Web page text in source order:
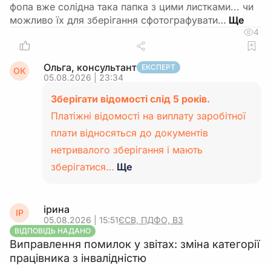
фопа вже солідна така папка з цими листками... чи
можливо їх для зберігання сфотографувати…
4
ОК Ольга, консультант ЕКСПЕРТ
05.08.2026 | 23:34
Зберігати відомості слід 5 років.
Платіжні відомості на виплату заробітної
плати відносяться до документів
нетривалого зберігання і мають
зберігатися… Ще
ІР ірина
05.08.2026 | 15:51ЄСВ, ПДФО, ВЗ
ВІДПОВІДЬ НАДАНО
Виправлення помилок у звітах: зміна категорії
працівника з інвалідністю